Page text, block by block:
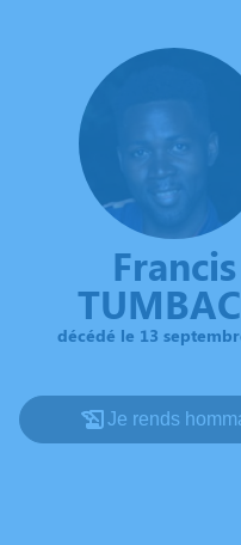
Francis
décédé le 13
Je rends